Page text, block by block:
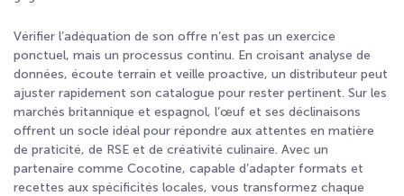
Vérifier l’adéquation de son offre n’est pas un exercice
ponctuel, mais un processus continu. En croisant analyse de
données, écoute terrain et veille proactive, un distributeur peut
ajuster rapidement son catalogue pour rester pertinent. Sur les
marchés britannique et espagnol, l’œuf et ses déclinaisons
offrent un socle idéal pour répondre aux attentes en matière
de praticité, de RSE et de créativité culinaire. Avec un
partenaire comme Cocotine, capable d’adapter formats et
recettes aux spécificités locales, vous transformez chaque